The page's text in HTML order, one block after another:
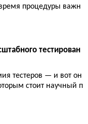
процедуры важн
тестирован
тестеров — и вот он
стоит научный п